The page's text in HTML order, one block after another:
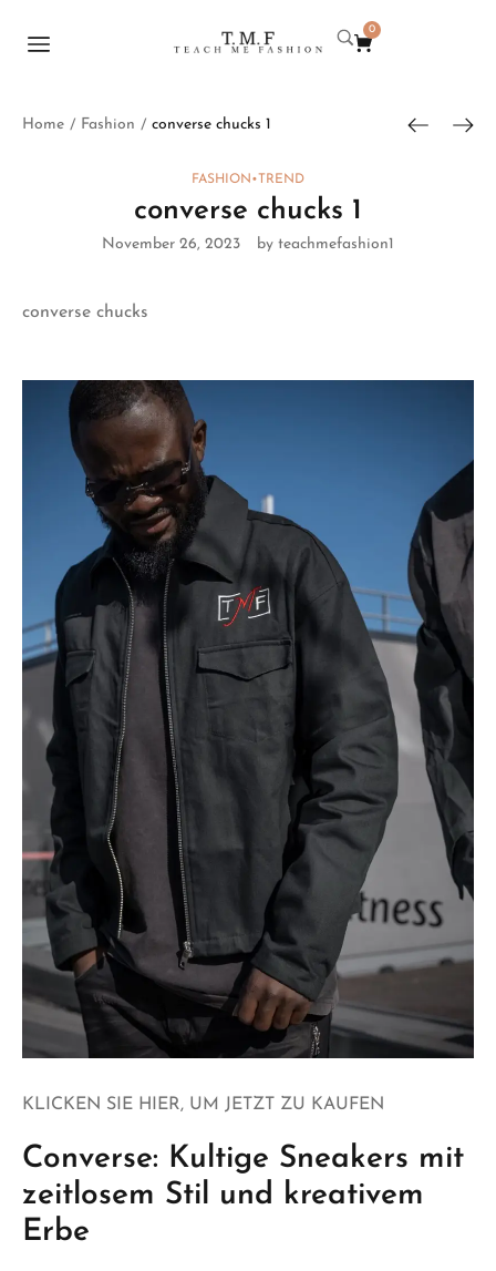
0
Home / Fashion / converse chucks 1
FASHION •TREND
converse chucks 1
November 26, 2023 by teachmefashion1
converse chucks
KLICKEN SIE HIER, UM JETZT ZU KAUFEN
Converse: Kultige Sneakers mit
zeitlosem Stil und kreativem
Erbe